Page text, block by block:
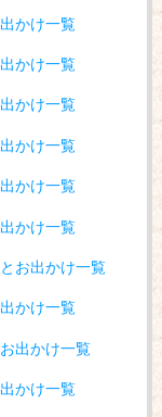
かけ一覧
かけ一覧
かけ一覧
かけ一覧
かけ一覧
かけ一覧
お出かけ一覧
かけ一覧
出かけ一覧
かけ一覧